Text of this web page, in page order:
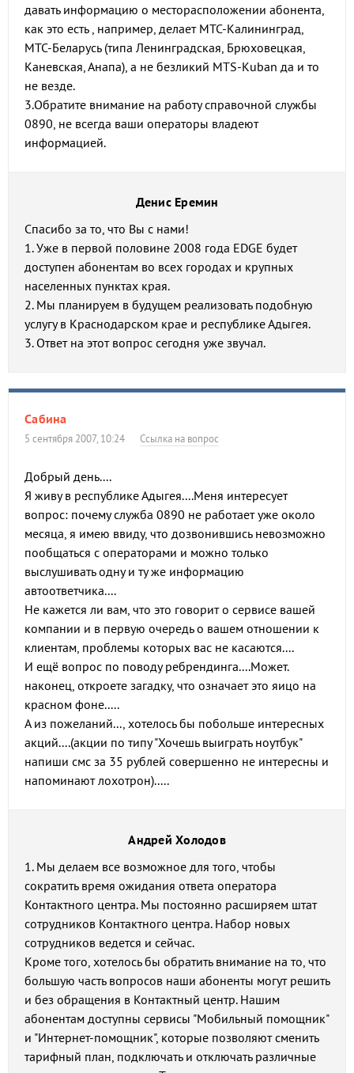
давать информацию о месторасположении абонента,
как это есть , например, делает МТС-Калининград,
МТС-Беларусь (типа Ленинградская, Брюховецкая,
Каневская, Анапа), а не безликий MTS-Kuban да и то
не везде.
3.Обратите внимание на работу справочной службы
0890, не всегда ваши операторы владеют
информацией.
Денис Еремин
Спасибо за то, что Вы с нами!
1. Уже в первой половине 2008 года EDGE будет
доступен абонентам во всех городах и крупных
населенных пунктах края.
2. Мы планируем в будущем реализовать подобную
услугу в Краснодарском крае и республике Адыгея.
3. Ответ на этот вопрос сегодня уже звучал.
Сабина
5 сентября 2007, 10:24 Ссылка на вопрос
Добрый день....
Я живу в республике Адыгея....Меня интересует
вопрос: почему служба 0890 не работает уже около
месяца, я имею ввиду, что дозвонившись невозможно
пообщаться с операторами и можно только
выслушивать одну и ту же информацию
автоответчика....
Не кажется ли вам, что это говорит о сервисе вашей
компании и в первую очередь о вашем отношении к
клиентам, проблемы которых вас не касаются....
И ещё вопрос по поводу ребрендинга....Может.
наконец, откроете загадку, что означает это яицо на
красном фоне.....
А из пожеланий..., хотелось бы побольше интересных
акций....(акции по типу "Хочешь выиграть ноутбук"
напиши смс за 35 рублей совершенно не интересны и
напоминают лохотрон).....
Андрей Холодов
1. Мы делаем все возможное для того, чтобы
сократить время ожидания ответа оператора
Контактного центра. Мы постоянно расширяем штат
сотрудников Контактного центра. Набор новых
сотрудников ведется и сейчас.
Кроме того, хотелось бы обратить внимание на то, что
большую часть вопросов наши абоненты могут решить
и без обращения в Контактный центр. Нашим
абонентам доступны сервисы "Мобильный помощник"
и "Интернет-помощник", которые позволяют сменить
тарифный план, подключать и отключать различные